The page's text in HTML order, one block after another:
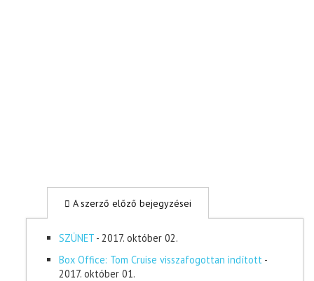
A szerző előző bejegyzései
SZÜNET - 2017. október 02.
Box Office: Tom Cruise visszafogottan indított -
2017. október 01.